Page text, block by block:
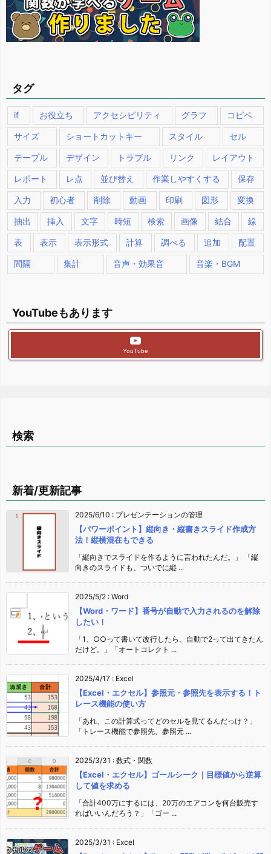
タグ
if お役立ち アクセシビリティ グラフ コピペ
サイズ ショートカットキー スタイル セル
テーブル デザイン トラブル リンク レイアウト
レポート レ点 並び替え 作業しやすくする 保存
入力 初心者 削除 動画 印刷 図形 変換
抽出 挿入 文字 時短 検索 画像 結合 線
表 表示 表示形式 計算 調べる 追加 配置
間隔 集計 音声・効果音 音楽・BGM
YouTubeもあります
YouTube
検索
新着/更新記事
2025/6/10 : プレゼンテーションの管理
【パワーポイント】縦向き・縦書きスライド作成方
法！縦横混在もできる
「縦向きでスライドを作るように言われたんだ。」 「縦
向きのスライドも、ついでに縦 ...
2025/5/2 : Word
【Word・ワード】番号が自動で入力されるのを解除
したい！
「1、○○って書いて改行したら、自動で2って出てきたん
だけど。」「オートコレクト ...
2025/4/17 : Excel
【Excel・エクセル】参照元・参照先を表示する！ト
レース機能の使い方
「あれ、この計算式ってどのセルを見てるんだっけ？」
「トレース機能で参照先、参照元 ...
2025/3/31 : 数式・関数
【Excel・エクセル】ゴールシーク｜目標値から逆算
して値を求める
「合計400万にするには、20万のエアコンを何台販売す
ればいいんだろう？」「ゴー ...
2025/3/31 : Excel